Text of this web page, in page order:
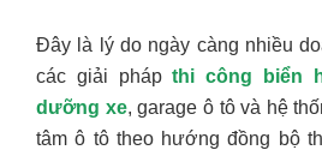
Đây là lý do ngày càng nhiều
các giải phápthi công biển
dưỡng xe, garage ô tô và hệ
tâm ô tô theo hướng đồng bộ